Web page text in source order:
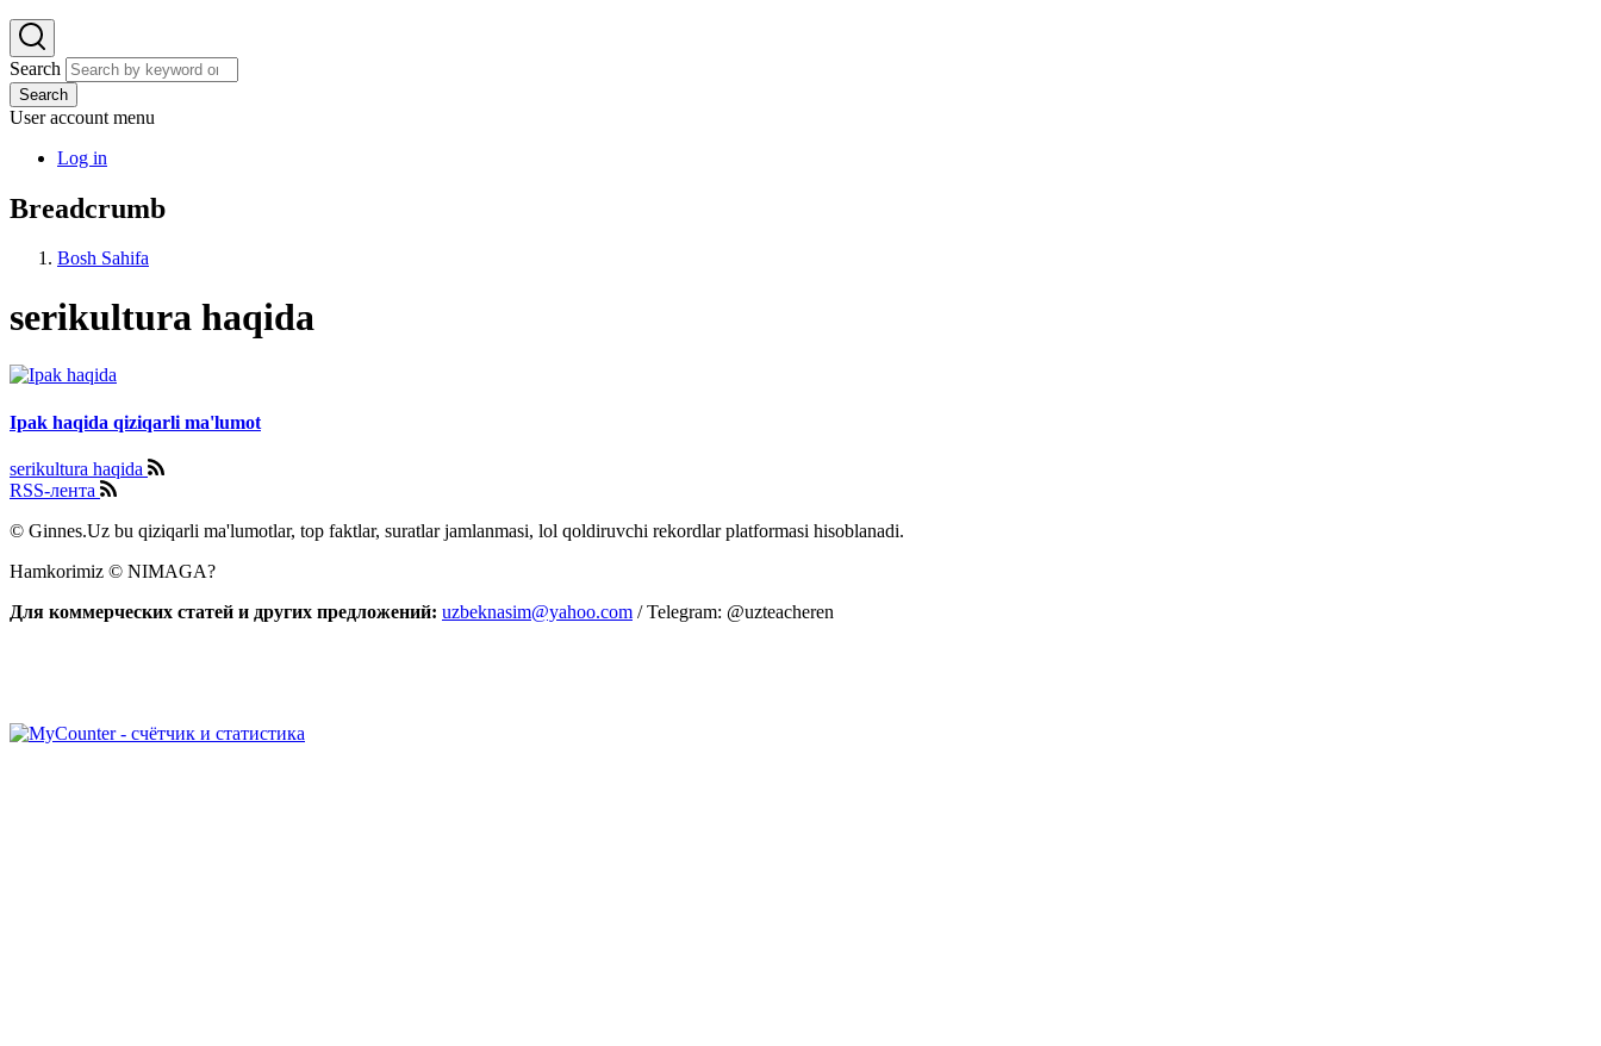
Search
Search
User account menu
Log in
Breadcrumb
Bosh Sahifa
serikultura haqida
Ipak haqida qiziqarli ma'lumot
serikultura haqida
RSS-лента
© Ginnes.Uz bu qiziqarli ma'lumotlar, top faktlar, suratlar jamlanmasi, lol qoldiruvchi rekordlar platformasi hisoblanadi.
Hamkorimiz © NIMAGA?
Для коммерческих статей и других предложений: uzbeknasim@yahoo.com / Telegram: @uzteacheren